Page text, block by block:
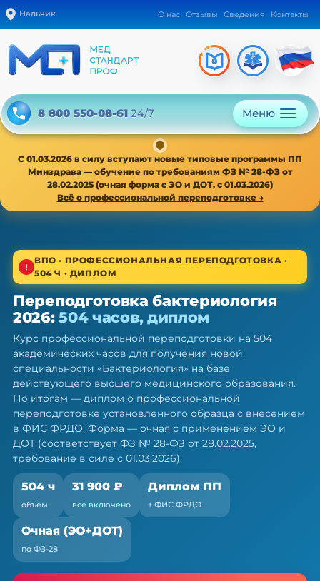
Нальчик О нас Отзывы Сведения Контакты
8 800 550-08-61 24/7 Меню
С 01.03.2026 в силу вступают новые типовые программы ПП
Минздрава — обучение по требованиям ФЗ № 28-ФЗ от
28.02.2025 (очная форма с ЭО и ДОТ, с 01.03.2026)
Всё о профессиональной переподготовке →
ВПО · новая типовая программа ПП с 01.03.2026
Переподготовка бактериология —
ПП, 504 ч
Диплом о профессиональной переподготовке.
Очная форма с ЭО и ДОТ, без отрыва от работы
ВПО · ПРОФЕССИОНАЛЬНАЯ ПЕРЕПОДГОТОВКА ·
504 Ч · ДИПЛОМ
Переподготовка бактериология
2026:504 часов, диплом
Курс профессиональной переподготовки на 504
академических часов для получения новой
специальности «Бактериология» на базе
действующего высшего медицинского образования.
По итогам — диплом о профессиональной
переподготовке установленного образца с внесением
в ФИС ФРДО. Форма — очная с применением ЭО и
ДОТ (соответствует ФЗ № 28-ФЗ от 28.02.2025,
требование в силе с 01.03.2026).
504 ч
объём
31 900 ₽
всё включено
Диплом ПП
+ ФИС ФРДО
Очная (ЭО+ДОТ)
по ФЗ-28